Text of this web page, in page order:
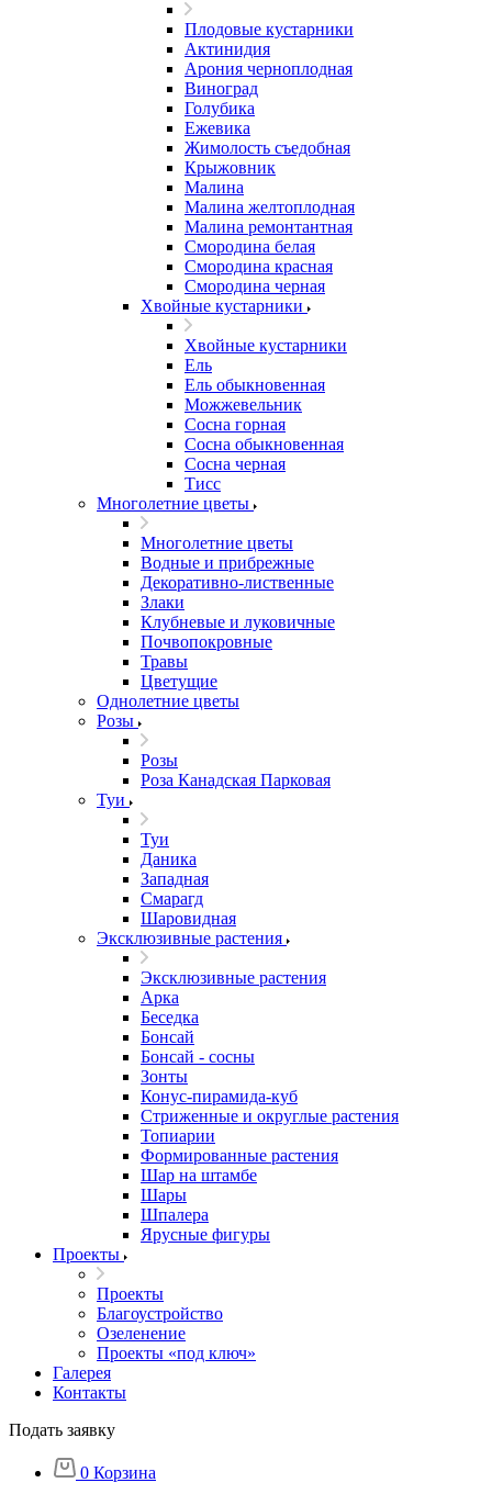
Плодовые кустарники
Актинидия
Арония черноплодная
Виноград
Голубика
Ежевика
Жимолость съедобная
Крыжовник
Малина
Малина желтоплодная
Малина ремонтантная
Смородина белая
Смородина красная
Смородина черная
Хвойные кустарники
Хвойные кустарники
Ель
Ель обыкновенная
Можжевельник
Сосна горная
Сосна обыкновенная
Сосна черная
Тисс
Многолетние цветы
Многолетние цветы
Водные и прибрежные
Декоративно-лиственные
Злаки
Клубневые и луковичные
Почвопокровные
Травы
Цветущие
Однолетние цветы
Розы
Розы
Роза Канадская Парковая
Туи
Туи
Даника
Западная
Смарагд
Шаровидная
Эксклюзивные растения
Эксклюзивные растения
Арка
Беседка
Бонсай
Бонсай - сосны
Зонты
Конус-пирамида-куб
Стриженные и округлые растения
Топиарии
Формированные растения
Шар на штамбе
Шары
Шпалера
Ярусные фигуры
Проекты
Проекты
Благоустройство
Озеленение
Проекты «под ключ»
Галерея
Контакты
Подать заявку
0 Корзина